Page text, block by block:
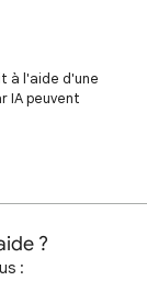
à l'aide d'une
IA peuvent
?
: